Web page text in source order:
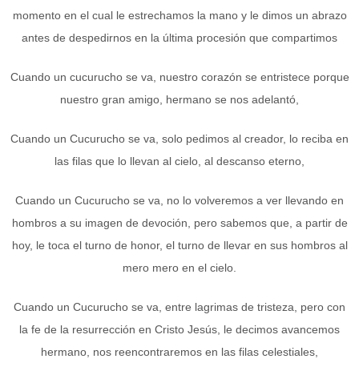
momento en el cual le estrechamos la mano y le dimos un abrazo
antes de despedirnos en la última procesión que compartimos
Cuando un cucurucho se va, nuestro corazón se entristece porque
nuestro gran amigo, hermano se nos adelantó,
Cuando un Cucurucho se va, solo pedimos al creador, lo reciba en
las filas que lo llevan al cielo, al descanso eterno,
Cuando un Cucurucho se va, no lo volveremos a ver llevando en
hombros a su imagen de devoción, pero sabemos que, a partir de
hoy, le toca el turno de honor, el turno de llevar en sus hombros al
mero mero en el cielo.
Cuando un Cucurucho se va, entre lagrimas de tristeza, pero con
la fe de la resurrección en Cristo Jesús, le decimos avancemos
hermano, nos reencontraremos en las filas celestiales,